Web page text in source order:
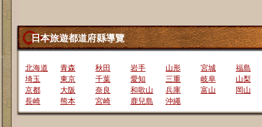
日本旅遊都道府縣導覽
北海道 青森 秋田 岩手 山形 宮城
福島
埼玉
東京 千葉 愛知 三重 岐阜
山梨
京都
大阪 奈良 和歌山 兵庫 富山
岡山
長崎
熊本 宮崎 鹿兒島 沖繩